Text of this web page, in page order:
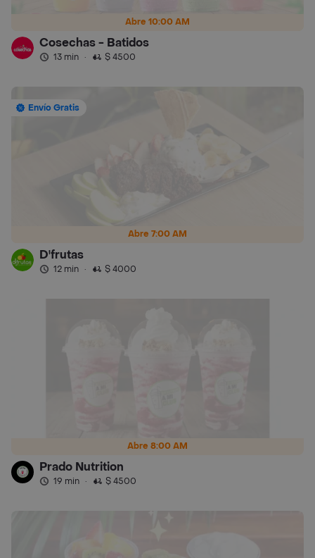
Abre 10:00 AM
Cosechas - Batidos
13 min · $ 4500
Abre 7:00 AM
Envío Gratis
D'frutas
12 min · $ 4000
Abre 8:00 AM
Prado Nutrition
19 min · $ 4500